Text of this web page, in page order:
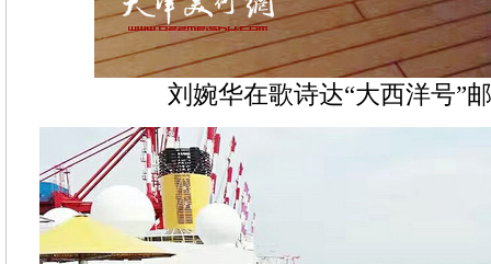
刘婉华在歌诗达“大西洋号”